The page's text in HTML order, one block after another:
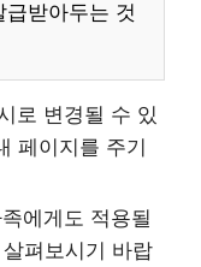
받아두는 것
로 변경될 수 있
페이지를 주기
에게도 적용될
펴보시기 바랍